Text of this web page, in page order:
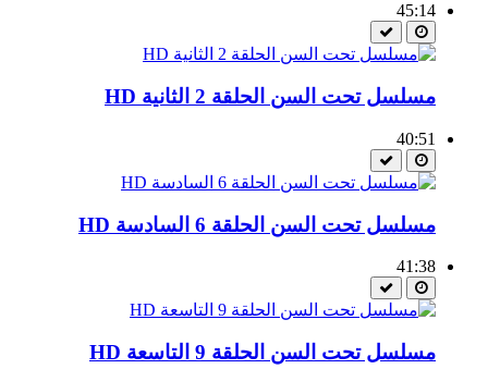
45:14
مسلسل تحت السن الحلقة 2 الثانية HD
40:51
مسلسل تحت السن الحلقة 6 السادسة HD
41:38
مسلسل تحت السن الحلقة 9 التاسعة HD